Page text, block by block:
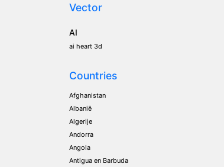
Vector
AI
ai heart 3d
Countries
Afghanistan
Albanië
Algerije
Andorra
Angola
Antigua en Barbuda